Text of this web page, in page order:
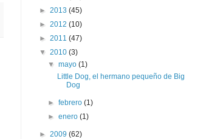
► 2013 (45)
► 2012 (10)
► 2011 (47)
▼ 2010 (3)
▼mayo(1)
Little Dog, el hermano pequeño de Big
Dog
►febrero(1)
►enero(1)
► 2009 (62)